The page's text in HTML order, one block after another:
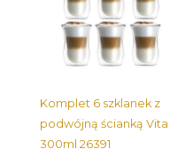
Komplet 6 szklanek z
podwójną ścianką Vita
300ml 26391